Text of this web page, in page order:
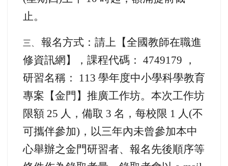
止。
三、 報名方式：請上【全國教師在職進
修資訊網】，課程代碼： 4749179 ，
研習名稱： 113 學年度中小學科學教育
專案【金門】推廣工作坊。本次工作坊
限額 25 人，備取 3 名，每校限 1 人(不
可攜伴參加)，以三年內未曾參加本中
心舉辦之金門研習者、報名先後順序等